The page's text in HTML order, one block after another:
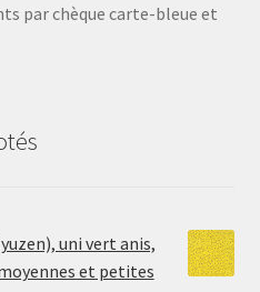
par chèque carte-bleue et
uni vert anis,
et petites